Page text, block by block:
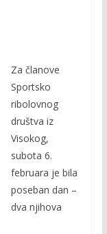
Za članove
Sportsko
ribolovnog
društva iz
Visokog,
subota 6.
februara je bila
poseban dan –
dva njihova